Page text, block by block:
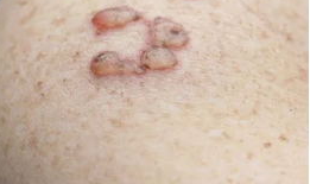
miru, i novac i uspeh lakše dolaze
postavi granice bez griže savesti.